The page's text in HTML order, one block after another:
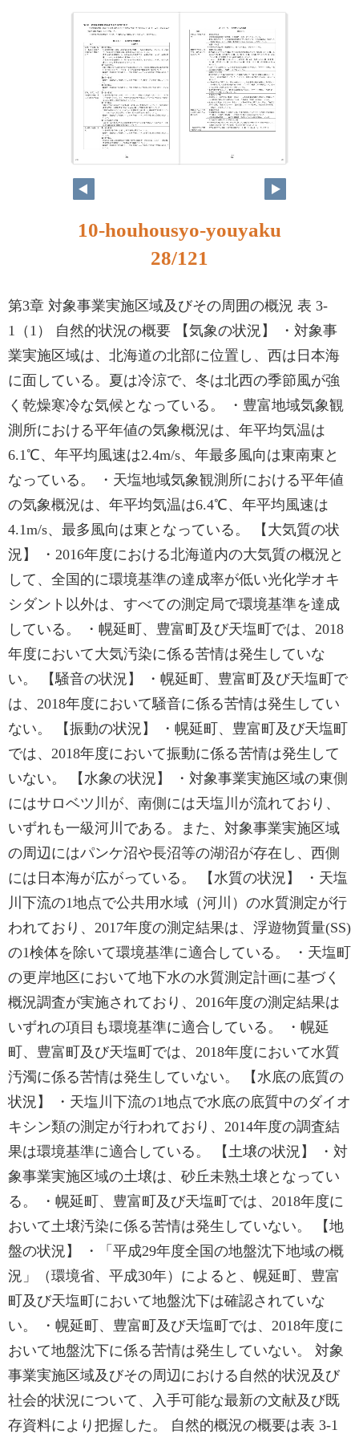
28 29
10-houhousyo-youyaku
28/121
第3章 対象事業実施区域及びその周囲の概況 表 3-
1（1） 自然的状況の概要 【気象の状況】 ・対象事
業実施区域は、北海道の北部に位置し、西は日本海
に面している。夏は冷涼で、冬は北西の季節風が強
く乾燥寒冷な気候となっている。 ・豊富地域気象観
測所における平年値の気象概況は、年平均気温は
6.1℃、年平均風速は2.4m/s、年最多風向は東南東と
なっている。 ・天塩地域気象観測所における平年値
の気象概況は、年平均気温は6.4℃、年平均風速は
4.1m/s、最多風向は東となっている。 【大気質の状
況】 ・2016年度における北海道内の大気質の概況と
して、全国的に環境基準の達成率が低い光化学オキ
シダント以外は、すべての測定局で環境基準を達成
している。 ・幌延町、豊富町及び天塩町では、2018
年度において大気汚染に係る苦情は発生していな
い。 【騒音の状況】 ・幌延町、豊富町及び天塩町で
は、2018年度において騒音に係る苦情は発生してい
ない。 【振動の状況】 ・幌延町、豊富町及び天塩町
では、2018年度において振動に係る苦情は発生して
いない。 【水象の状況】 ・対象事業実施区域の東側
にはサロベツ川が、南側には天塩川が流れており、
いずれも一級河川である。また、対象事業実施区域
の周辺にはパンケ沼や長沼等の湖沼が存在し、西側
には日本海が広がっている。 【水質の状況】 ・天塩
川下流の1地点で公共用水域（河川）の水質測定が行
われており、2017年度の測定結果は、浮遊物質量(SS)
の1検体を除いて環境基準に適合している。 ・天塩町
の更岸地区において地下水の水質測定計画に基づく
概況調査が実施されており、2016年度の測定結果は
いずれの項目も環境基準に適合している。 ・幌延
町、豊富町及び天塩町では、2018年度において水質
汚濁に係る苦情は発生していない。 【水底の底質の
状況】 ・天塩川下流の1地点で水底の底質中のダイオ
キシン類の測定が行われており、2014年度の調査結
果は環境基準に適合している。 【土壌の状況】 ・対
象事業実施区域の土壌は、砂丘未熟土壌となってい
る。 ・幌延町、豊富町及び天塩町では、2018年度に
おいて土壌汚染に係る苦情は発生していない。 【地
盤の状況】 ・「平成29年度全国の地盤沈下地域の概
況」（環境省、平成30年）によると、幌延町、豊富
町及び天塩町において地盤沈下は確認されていな
い。 ・幌延町、豊富町及び天塩町では、2018年度に
おいて地盤沈下に係る苦情は発生していない。 対象
事業実施区域及びその周辺における自然的状況及び
社会的状況について、入手可能な最新の文献及び既
存資料により把握した。 自然的概況の概要は表 3-1